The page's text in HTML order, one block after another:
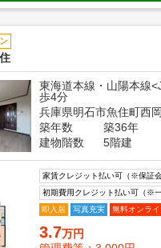
東海道本線・山陽本線
歩4分
兵庫県明石市魚住町西岡
築年数
築36年
建物階数
5階建
家賃クレジット払い可（※保証
初期費用クレジット払い可（※一
即入居
写真充実 無料オンラ
3.7万円